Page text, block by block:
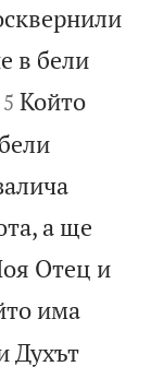
в бели


5 Който
а ще
Отец и
има
Духът